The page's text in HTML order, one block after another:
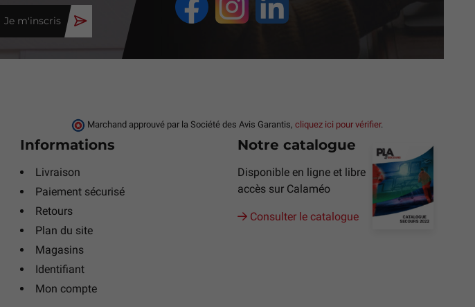
Je m'inscris
Marchand approuvé par la Société des Avis Garantis, cliquez ici pour vérifier.
Informations
Livraison
Paiement sécurisé
Retours
Plan du site
Magasins
Identifiant
Mon compte
Notre catalogue
Disponible en ligne et libre
accès sur Calaméo
Consulter le catalogue